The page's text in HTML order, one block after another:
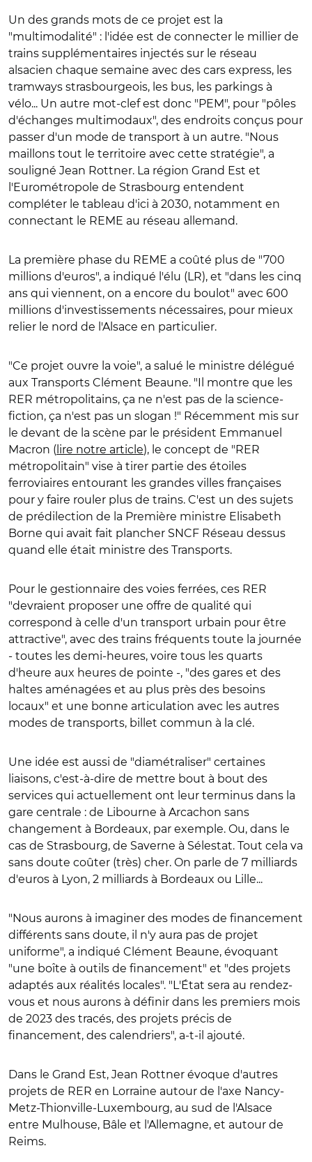
Un des grands mots de ce projet est la
"multimodalité" : l'idée est de connecter le millier de
trains supplémentaires injectés sur le réseau
alsacien chaque semaine avec des cars express, les
tramways strasbourgeois, les bus, les parkings à
vélo... Un autre mot-clef est donc "PEM", pour "pôles
d'échanges multimodaux", des endroits conçus pour
passer d'un mode de transport à un autre. "Nous
maillons tout le territoire avec cette stratégie", a
souligné Jean Rottner. La région Grand Est et
l'Eurométropole de Strasbourg entendent
compléter le tableau d'ici à 2030, notamment en
connectant le REME au réseau allemand.
La première phase du REME a coûté plus de "700
millions d'euros", a indiqué l'élu (LR), et "dans les cinq
ans qui viennent, on a encore du boulot" avec 600
millions d'investissements nécessaires, pour mieux
relier le nord de l'Alsace en particulier.
"Ce projet ouvre la voie", a salué le ministre délégué
aux Transports Clément Beaune. "Il montre que les
RER métropolitains, ça ne n'est pas de la science-
fiction, ça n'est pas un slogan !" Récemment mis sur
le devant de la scène par le président Emmanuel
Macron ( lire notre article), le concept de "RER
métropolitain" vise à tirer partie des étoiles
ferroviaires entourant les grandes villes françaises
pour y faire rouler plus de trains. C'est un des sujets
de prédilection de la Première ministre Elisabeth
Borne qui avait fait plancher SNCF Réseau dessus
quand elle était ministre des Transports.
Pour le gestionnaire des voies ferrées, ces RER
"devraient proposer une offre de qualité qui
correspond à celle d'un transport urbain pour être
attractive", avec des trains fréquents toute la journée
- toutes les demi-heures, voire tous les quarts
d'heure aux heures de pointe -, "des gares et des
haltes aménagées et au plus près des besoins
locaux" et une bonne articulation avec les autres
modes de transports, billet commun à la clé.
Une idée est aussi de "diamétraliser" certaines
liaisons, c'est-à-dire de mettre bout à bout des
services qui actuellement ont leur terminus dans la
gare centrale : de Libourne à Arcachon sans
changement à Bordeaux, par exemple. Ou, dans le
cas de Strasbourg, de Saverne à Sélestat. Tout cela va
sans doute coûter (très) cher. On parle de 7 milliards
d'euros à Lyon, 2 milliards à Bordeaux ou Lille...
"Nous aurons à imaginer des modes de financement
différents sans doute, il n'y aura pas de projet
uniforme", a indiqué Clément Beaune, évoquant
"une boîte à outils de financement" et "des projets
adaptés aux réalités locales". "L'État sera au rendez-
vous et nous aurons à définir dans les premiers mois
de 2023 des tracés, des projets précis de
financement, des calendriers", a-t-il ajouté.
Dans le Grand Est, Jean Rottner évoque d'autres
projets de RER en Lorraine autour de l'axe Nancy-
Metz-Thionville-Luxembourg, au sud de l'Alsace
entre Mulhouse, Bâle et l'Allemagne, et autour de
Reims.